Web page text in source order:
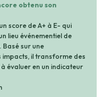
obtenu son
score de A+ à E- qui
lieu événementiel de
sur une
impacts, il transforme des
évaluer en un indicateur